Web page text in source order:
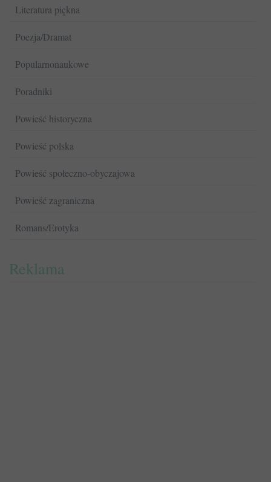
Literatura piękna
Poezja/Dramat
Popularnonaukowe
Poradniki
Powieść historyczna
Powieść polska
Powieść społeczno-obyczajowa
Powieść zagraniczna
Romans/Erotyka
Reklama